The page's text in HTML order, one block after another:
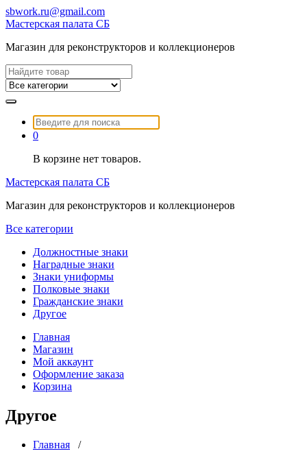
Перейти
к
sbwork.ru@gmail.com
Мастерская палата СБ
Магазин для реконструкторов и коллекционеров
Найти:
Найти:
0
В корзине нет товаров.
Мастерская палата СБ
Магазин для реконструкторов и коллекционеров
Все категории
Должностные знаки
Наградные знаки
Знаки униформы
Полковые знаки
Гражданские знаки
Другое
Главная
Магазин
Мой аккаунт
Оформление заказа
Корзина
Другое
Главная /